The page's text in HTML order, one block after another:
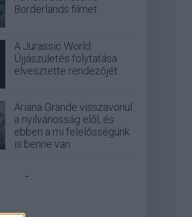
Borderlands filmet
A Jurassic World:
Újjászületés folytatása
elvesztette rendezőjét
Ariana Grande visszavonul
a nyilvánosság elől, és
ebben a mi felelősségünk
is benne van